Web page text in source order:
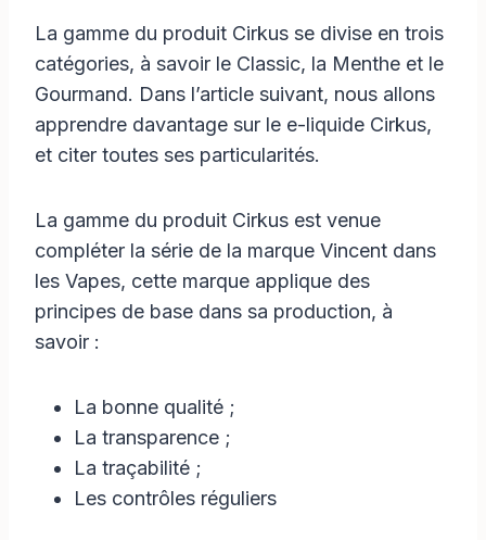
La gamme du produit Cirkus se divise en trois
catégories, à savoir le Classic, la Menthe et le
Gourmand. Dans l’article suivant, nous allons
apprendre davantage sur le e-liquide Cirkus,
et citer toutes ses particularités.
La gamme du produit Cirkus est venue
compléter la série de la marque Vincent dans
les Vapes, cette marque applique des
principes de base dans sa production, à
savoir :
La bonne qualité ;
La transparence ;
La traçabilité ;
Les contrôles réguliers